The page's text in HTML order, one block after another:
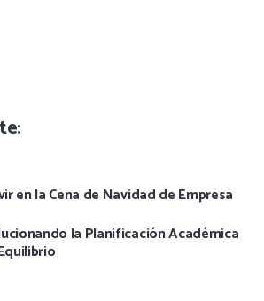
en la Cena de Navidad de Empresa
la Planificación Académica